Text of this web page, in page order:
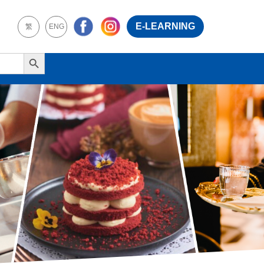
繁 ENG E-LEARNING
Search Button